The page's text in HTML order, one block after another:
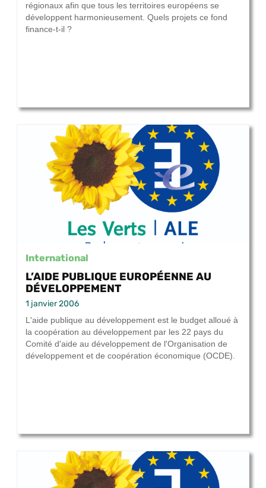
régionaux afin que tous les territoires européens se
développent harmonieusement. Quels projets ce fond
finance-t-il ?
International
L’AIDE PUBLIQUE EUROPÉENNE AU
DÉVELOPPEMENT
1 janvier 2006
L'aide publique au développement est le budget alloué à
la coopération au développement par les 22 pays du
Comité d'aide au développement de l'Organisation de
développement et de coopération économique (OCDE).